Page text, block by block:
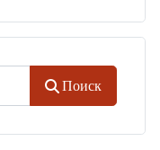
Поиск